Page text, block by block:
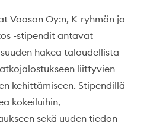
Vaasan Oy:n, K-ryhmän ja
-stipendit antavat
hakea taloudellista
liittyvien
kehittämiseen. Stipendillä
kokeiluihin,
sekä uuden tiedon